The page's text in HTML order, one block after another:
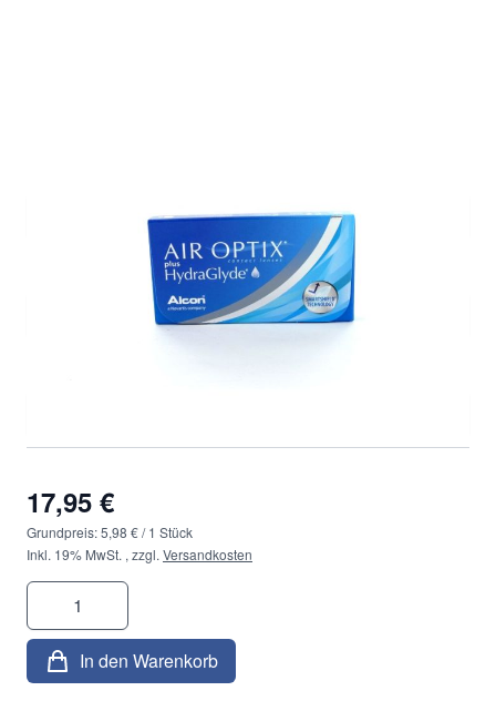
17,95 €
Grundpreis:5,98 €/ 1 Stück
Inkl. 19% MwSt. , zzgl. Versandkosten
Menge
In den Warenkorb